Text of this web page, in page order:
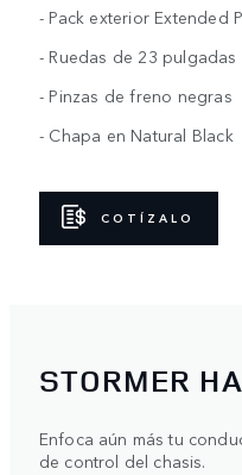
- Pack exterior Extended
- Ruedas de 23
- Pinzas de freno negras
- Chapa en Natural Black
COTÍZALO
STORMER
Enfoca aún más tu
de control del chasis.